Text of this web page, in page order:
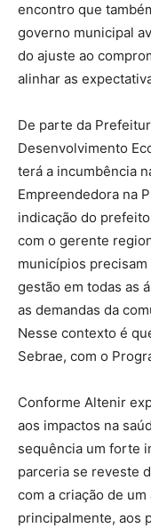
encontro que
governo municipal
do ajuste ao
alinhar as
De parte da
Desenvolvimento
terá a incumbência
Empreendedora na
indicação do
com o gerente
municípios
gestão em todas as
as demandas da
Nesse contexto é
Sebrae, com o
Conforme Altenir
aos impactos na
sequência um forte
parceria se reveste
com a criação de
principalmente, aos